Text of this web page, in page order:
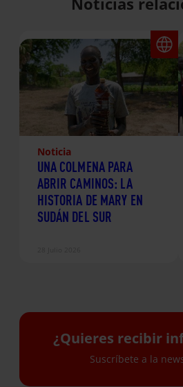
Noticia
UNA COLMENA PARA
ABRIR CAMINOS: LA
HISTORIA DE MARY EN
SUDÁN DEL SUR
¿Quieres recibir
Suscríbete a la